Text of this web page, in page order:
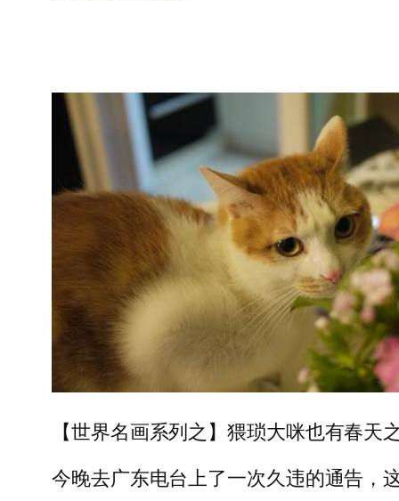
【世界名画系列之】猥琐大咪也有春
今晚去广东电台上了一次久违的通告，